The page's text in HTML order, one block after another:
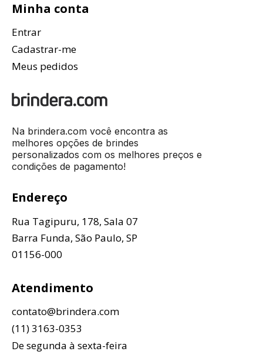
Minha conta
Entrar
Cadastrar-me
Meus pedidos
Na brindera.com você encontra as
melhores opções de brindes
personalizados com os melhores preços e
condições de pagamento!
Endereço
Rua Tagipuru, 178, Sala 07
Barra Funda, São Paulo, SP
01156-000
Atendimento
contato@brindera.com
(11) 3163-0353
De segunda à sexta-feira